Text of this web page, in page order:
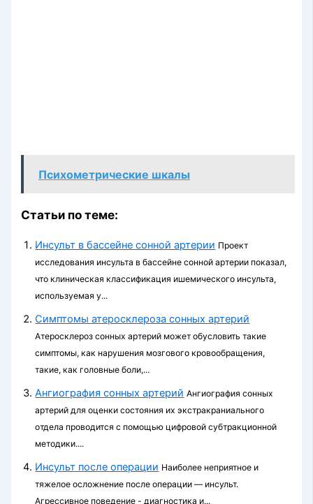
Психометрические шкалы
Статьи по теме:
Инсульт в бассейне сонной артерии Проект
исследования инсульта в бассейне сонной артерии показал,
что клиническая классификация ишемического инсульта,
используемая у...
Cимптомы атеросклероза сонных артерий
Атеросклероз сонных артерий может обусловить такие
симптомы, как нарушения мозгового кровообращения,
такие, как головные боли,...
Ангиография сонных артерий Ангиография сонных
артерий для оценки состояния их экстракраниального
отдела проводится с помощью цифровой субтракционной
методики....
Инсульт после операции Наиболее неприятное и
тяжелое осложнение после операции — инсульт.
Агрессивное поведение - диагностика и...